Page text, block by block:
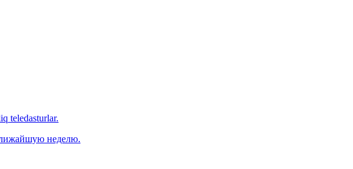
teledasturlar.
неделю.